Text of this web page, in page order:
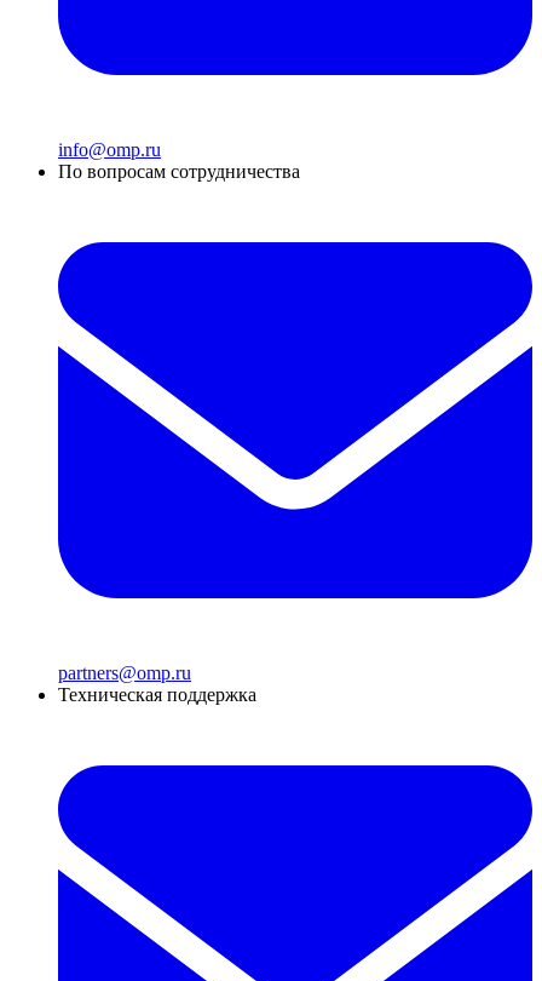
info@omp.ru
По вопросам сотрудничества
partners@omp.ru
Техническая поддержка